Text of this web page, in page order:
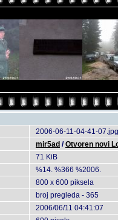
2006-06-11-04-41-07.jpg
mir5ad /Otvoren novi
71 KiB
%14. %366 %2006.
800 x 600 piksela
broj pregleda - 365
2006/06/11 04:41:07